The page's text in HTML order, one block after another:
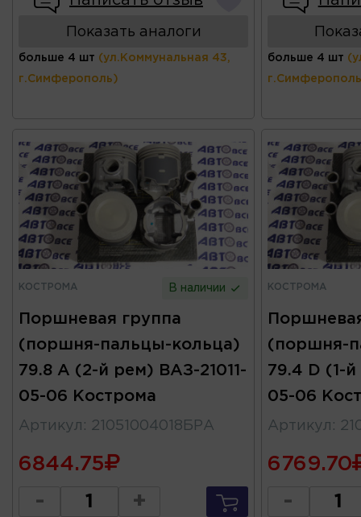
Показать аналоги
больше 4 шт (ул.Коммунальная 43,
г.Симферополь)
больше 4 шт
КОСТРОМА В наличии
Поршневая группа
(поршня-пальцы-кольца)
79.8 А (2-й рем) ВАЗ-21011-
05-06 Кострома
Артикул : 21051004018БРА
6844.75
- +
КОСТРОМА
(поршня-
79.4 D (1-
05-06
Артикул :
6769.70
-